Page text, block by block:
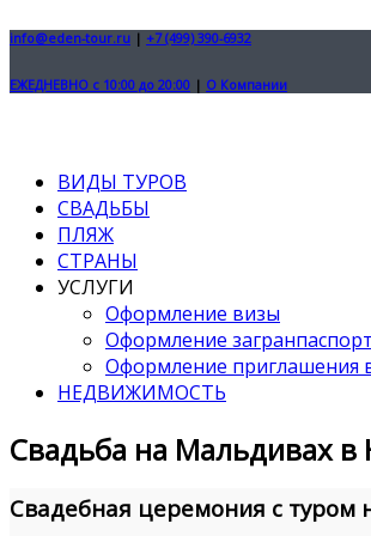
info@eden-tour.ru | +7 (499) 390-6932
ЕЖЕДНЕВНО с 10:00 до 20:00 | О Компании
ВИДЫ ТУРОВ
СВАДЬБЫ
ПЛЯЖ
СТРАНЫ
УСЛУГИ
Оформление визы
Оформление
Оформление приглашения
НЕДВИЖИМОСТЬ
Свадьба на Мальдивах в
Свадебная церемония с туром